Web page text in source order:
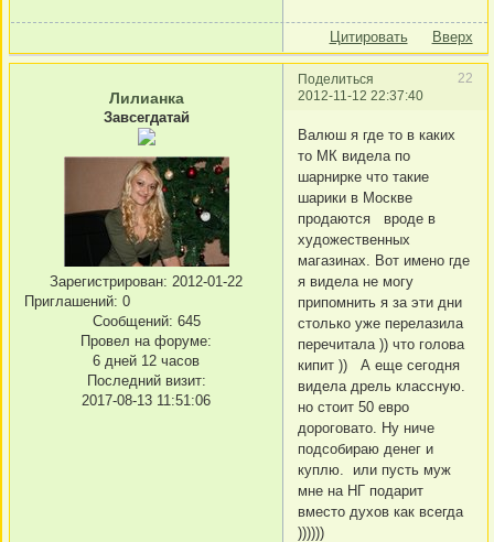
Цитировать Вверх
Поделиться
22
2012-11-12 22:37:40
Лилианка
Завсегдатай
Зарегистрирован: 2012-01-22
Приглашений: 0
Сообщений: 645
Провел на форуме:
6 дней 12 часов
Последний визит:
2017-08-13 11:51:06
Валюш я где то в каких
то МК видела по
шарнирке что такие
шарики в Москве
продаются вроде в
художественных
магазинах. Вот имено где
я видела не могу
припомнить я за эти дни
столько уже перелазила
перечитала )) что голова
кипит )) А еще сегодня
видела дрель классную.
но стоит 50 евро
дороговато. Ну ниче
подсобираю денег и
куплю. или пусть муж
мне на НГ подарит
вместо духов как всегда
))))))